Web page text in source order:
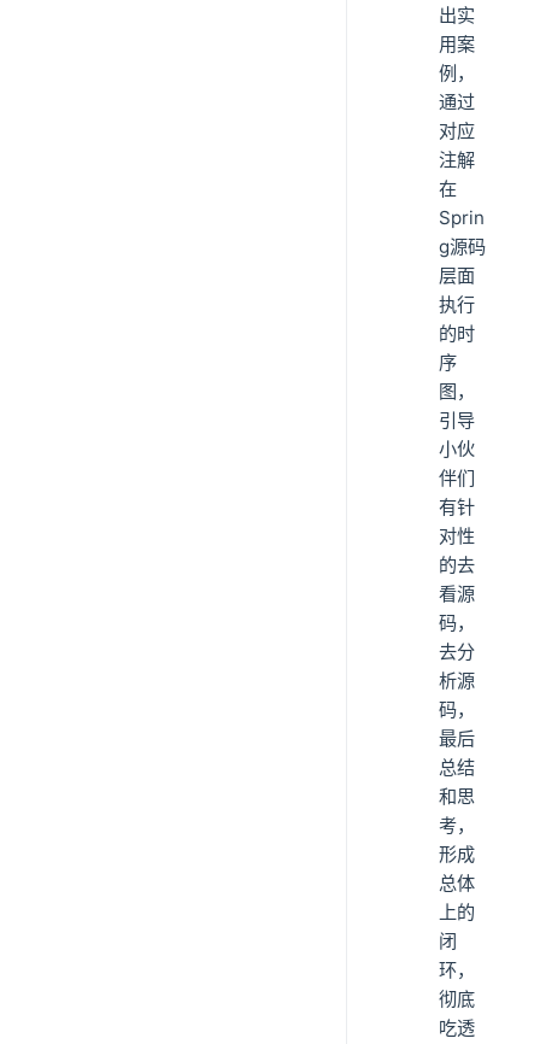
出实
用案
例，
通过
对应
注解
在
Sprin
g源码
层面
执行
的时
序
图，
引导
小伙
伴们
有针
对性
的去
看源
码，
去分
析源
码，
最后
总结
和思
考，
形成
总体
上的
闭
环，
彻底
吃透